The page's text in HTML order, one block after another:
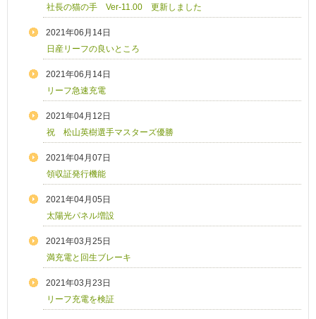
社長の猫の手 Ver-11.00 更新しました
2021年06月14日
日産リーフの良いところ
2021年06月14日
リーフ急速充電
2021年04月12日
祝 松山英樹選手マスターズ優勝
2021年04月07日
領収証発行機能
2021年04月05日
太陽光パネル増設
2021年03月25日
満充電と回生ブレーキ
2021年03月23日
リーフ充電を検証